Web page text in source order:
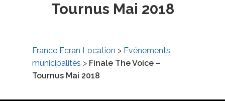
Tournus Mai 2018
France Ecran Location > Evénements
municipalités > Finale The Voice –
Tournus Mai 2018